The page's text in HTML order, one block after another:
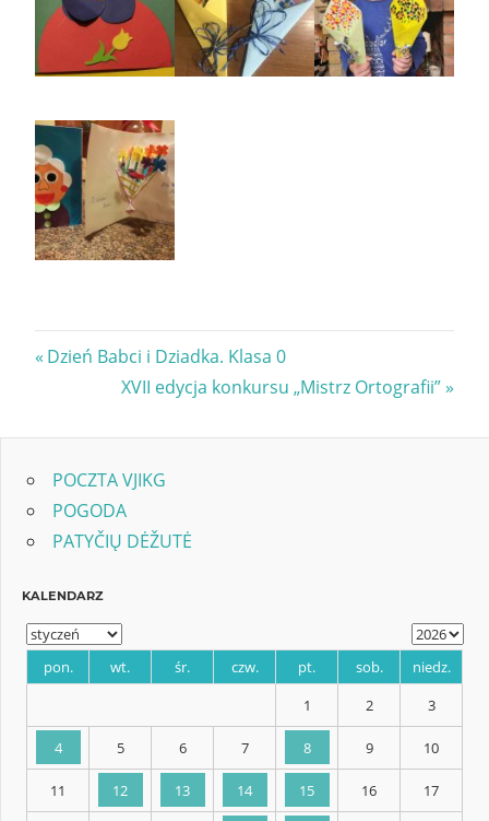
Nawigacja
wpisu
Previous
Dzień Babci i Dziadka. Klasa 0
Next
XVII edycja konkursu „Mistrz Ortografii”
POCZTA VJIKG
POGODA
PATYČIŲ DĖŽUTĖ